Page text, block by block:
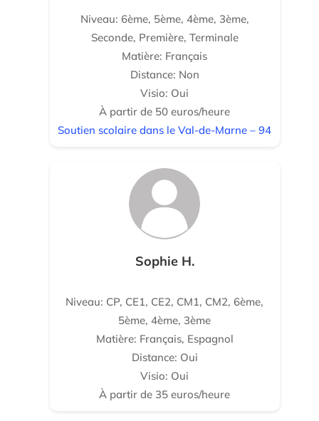
Niveau: 6ème, 5ème, 4ème, 3ème,
Seconde, Première, Terminale
Matière: Français
Distance: Non
Visio: Oui
À partir de 50 euros/heure
Soutien scolaire dans le Val-de-Marne – 94
Sophie H.
Niveau: CP, CE1, CE2, CM1, CM2, 6ème,
5ème, 4ème, 3ème
Matière: Français, Espagnol
Distance: Oui
Visio: Oui
À partir de 35 euros/heure